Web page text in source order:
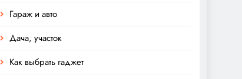
Гараж и авто
Дача, участок
Как выбрать гаджет